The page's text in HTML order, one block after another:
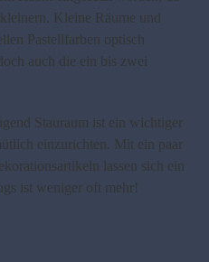
Kleine Räume und
Pastellfarben optisch
auch die ein bis zwei
Stauraum ist ein wichtiger
einzurichten. Mit ein paar
lassen sich ein
ist weniger oft mehr!